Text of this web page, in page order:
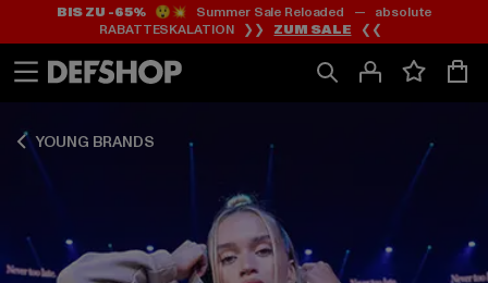
Zum
Inhalt
springen
Zum
Fußzeile
springen
BIS ZU -65%😲💥 Summer Sale Reloaded — absolute
RABATTESKALATION ❯❯ ZUM SALE ❮❮
YOUNG BRANDS
Zum
Produktraster
springen